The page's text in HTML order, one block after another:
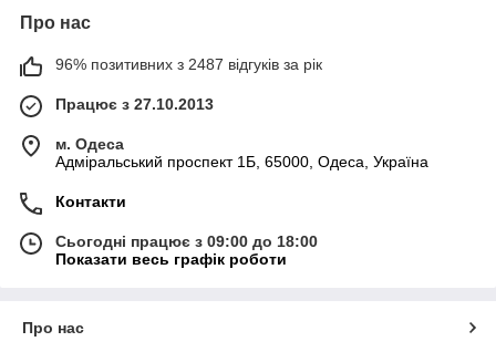
Про нас
96% позитивних з 2487 відгуків за рік
Працює з 27.10.2013
м. Одеса
Адміральський проспект 1Б, 65000, Одеса, Україна
Контакти
Сьогодні працює з 09:00 до 18:00
Показати весь графік роботи
Про нас